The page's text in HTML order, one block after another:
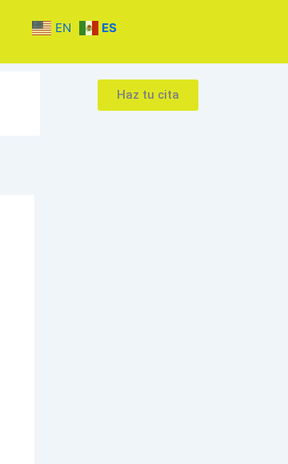
EN ES
Haz tu cita